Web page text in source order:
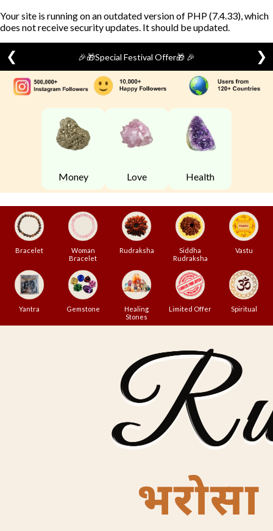
Your site is running on an outdated version of PHP (7.4.33), which
does not receive security updates. It should be updated.
❮ 🎉🎁Special Festival Offer🎁 🎉 ❯
Skip
content
Money Love Health
Bracelet
Woman
Bracelet
Rudraksha
Siddha
Rudraksha
Vastu
Yantra Gemstone
Healing
Stones
Limited Offer Spiritual